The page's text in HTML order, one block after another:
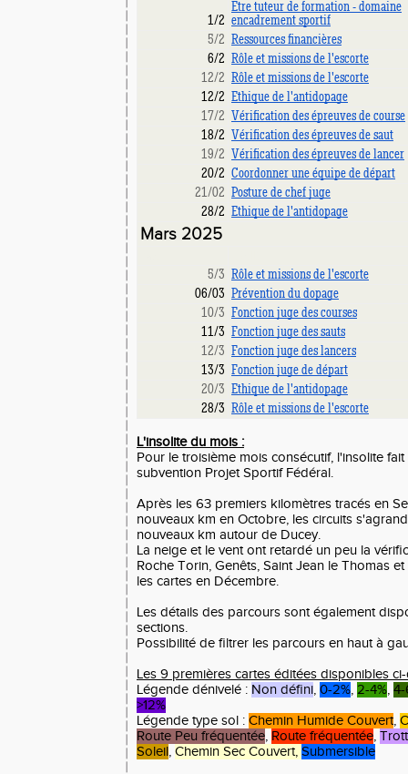
1/2
Etre tuteur de formation - domaine
encadrement sportif
5/2 Ressources financières
6/2 Rôle et missions de l'escorte
12/2 Rôle et missions de l'escorte
12/2 Ethique de l'antidopage
17/2 Vérification des épreuves de course
18/2 Vérification des épreuves de saut
19/2 Vérification des épreuves de lancer
20/2 Coordonner une équipe de départ
21/02 Posture de chef juge
28/2 Ethique de l'antidopage
Mars 2025
5/3 Rôle et missions de l'escorte
06/03 Prévention du dopage
10/3 Fonction juge des courses
11/3 Fonction juge des sauts
12/3 Fonction juge des lancers
13/3 Fonction juge de départ
20/3 Ethique de l'antidopage
28/3 Rôle et missions de l'escorte
L'insolite du mois :
Pour le troisième mois consécutif, l'insolite
subvention Projet Sportif Fédéral.
Après les 63 premiers kilomètres tracés en
nouveaux km en Octobre, les circuits
nouveaux km autour de Ducey.
La neige et le vent ont retardé un peu la
Roche Torin, Genêts, Saint Jean le Thomas
les cartes en Décembre.
Les détails des parcours sont également
sections.
Possibilité de filtrer les parcours en haut à
Les 9 premières cartes éditées disponibles
Légende dénivelé : Non défini, 0-2%, 2-4%, 4-
>12%
Légende type sol : Chemin Humide Couvert,
Route Peu fréquentée, Route fréquentée,
Soleil, Chemin Sec Couvert, Submersible